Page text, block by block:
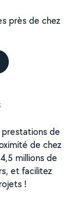
près de chez
de
de chez
millions de
et facilitez
!